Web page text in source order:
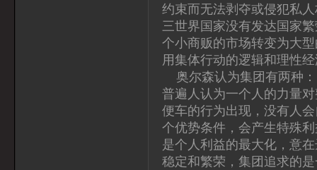
约束而无法剥夺或侵犯私
三世界国家没有发达国家
个小商贩的市场转变为大
用集体行动的逻辑和理性
奥尔森认为集团有两种：
普遍人认为一个人的力量
便车的行为出现，没有人
个优势条件，会产生特殊
是个人利益的最大化，意
稳定和繁荣，集团追求的